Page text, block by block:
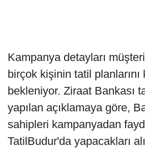
Kampanya detayları
birçok kişinin tatil planlarını
bekleniyor. Ziraat Bankası
yapılan açıklamaya göre,
sahipleri kampanyadan
TatilBudur'da yapacakları